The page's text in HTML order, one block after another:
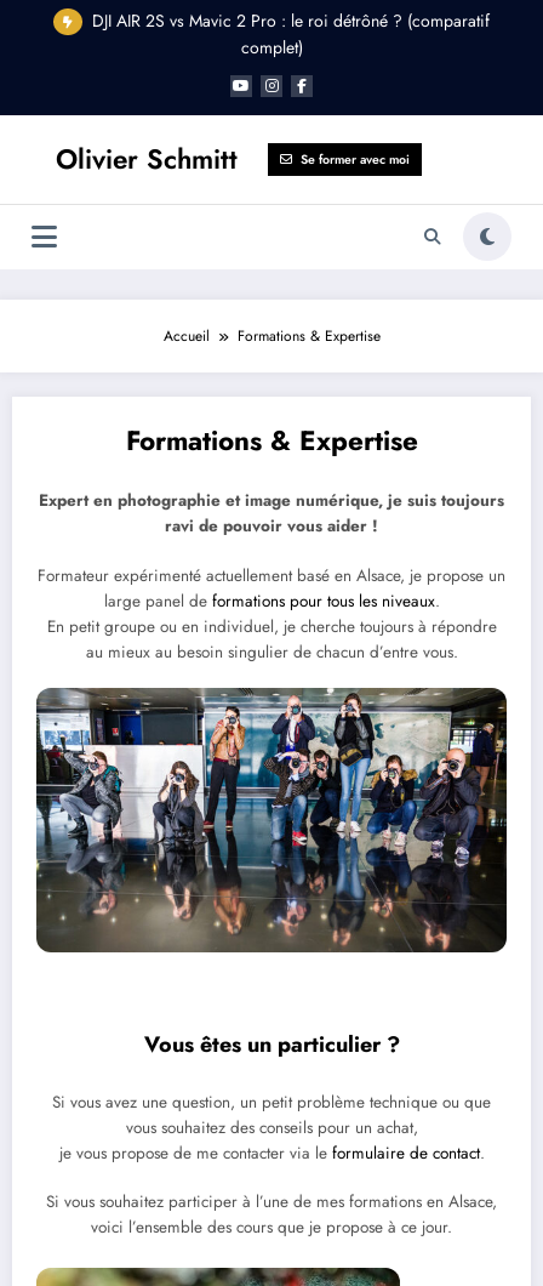
DJI AIR 2S vs Mavic 2 Pro : le roi détrôné ? (comparatif
complet)
Olivier Schmitt Se former avec moi
Accueil Formations & Expertise
Formations & Expertise
Expert en photographie et image numérique, je suis toujours
ravi de pouvoir vous aider !
Formateur expérimenté actuellement basé en Alsace, je propose un
large panel de formations pour tous les niveaux.
En petit groupe ou en individuel, je cherche toujours à répondre
au mieux au besoin singulier de chacun d’entre vous.
Vous êtes un particulier ?
Si vous avez une question, un petit problème technique ou que
vous souhaitez des conseils pour un achat,
je vous propose de me contacter via le formulaire de contact.
Si vous souhaitez participer à l’une de mes formations en Alsace,
voici l’ensemble des cours que je propose à ce jour.